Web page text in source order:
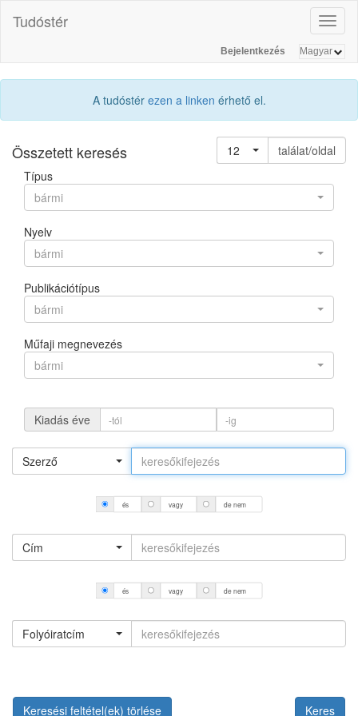
Tudóstér
Bejelentkezés
A tudóstér ezen a linken érhető el.
Összetett keresés 12
találat/oldal
Típus
bármi
Nyelv
bármi
Publikációtípus
bármi
Műfaji megnevezés
bármi
Kiadás éve
Szerző
és vagy de nem
Cím
és vagy de nem
Folyóiratcím
Keresési feltétel(ek) törlése